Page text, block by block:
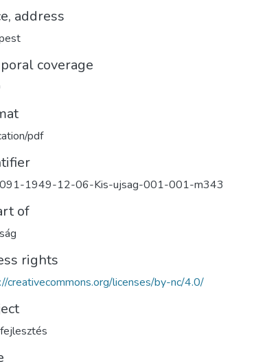
address
coverage
pdf
1949-12-06-Kis-ujsag-001-001-m343
of
rights
creativecommons.org/licenses/by-nc/4.0/